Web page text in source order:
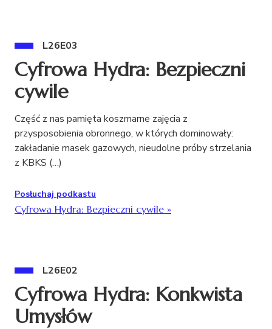
L26E03
Cyfrowa Hydra: Bezpieczni
cywile
Część z nas pamięta koszmarne zajęcia z
przysposobienia obronnego, w których dominowały:
zakładanie masek gazowych, nieudolne próby strzelania
z KBKS (…)
Posłuchaj podkastu
Cyfrowa Hydra: Bezpieczni cywile »
L26E02
Cyfrowa Hydra: Konkwista
Umysłów